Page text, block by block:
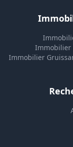
Immobilier
Immobilier